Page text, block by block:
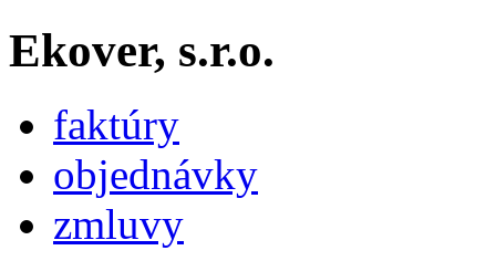
Ekover, s.r.o.
faktúry
objednávky
zmluvy